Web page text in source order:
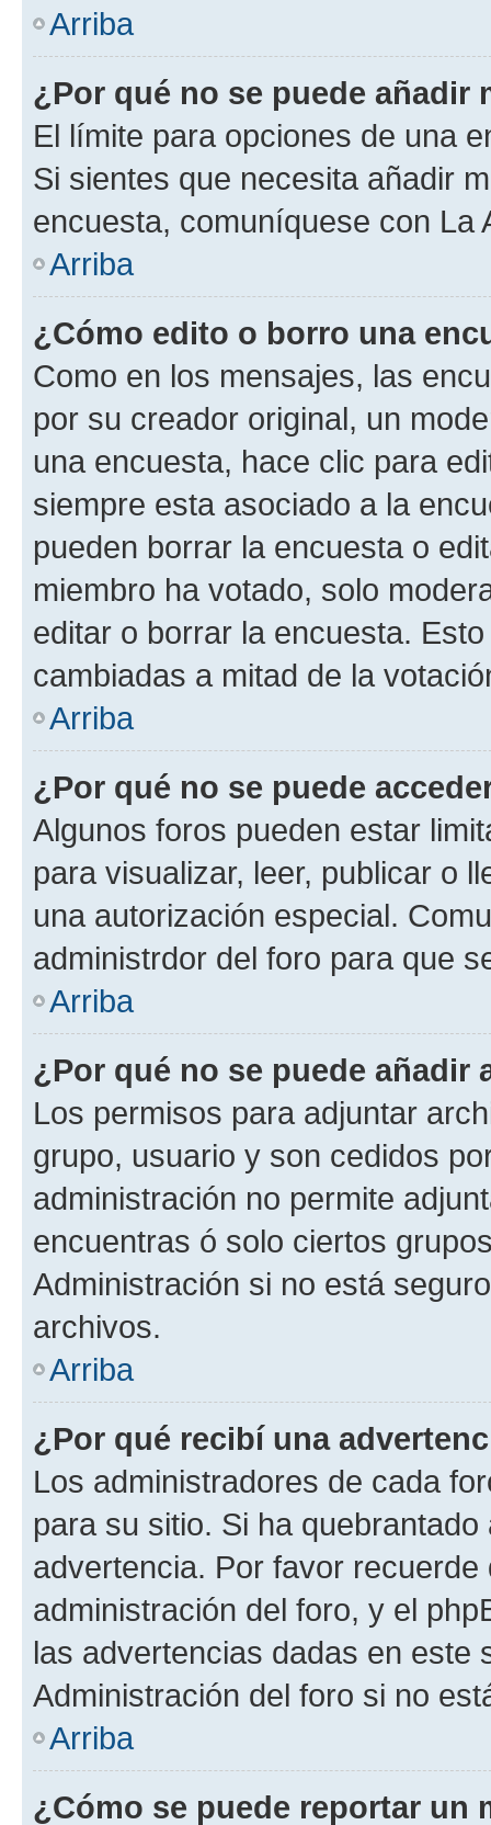
Arriba
¿Por qué no se puede añadir
El límite para opciones de una
Si sientes que necesita añadir
encuesta, comuníquese con La
Arriba
¿Cómo edito o borro una
Como en los mensajes, las
por su creador original, un
una encuesta, hace clic para
siempre esta asociado a la
pueden borrar la encuesta o
miembro ha votado, solo
editar o borrar la encuesta.
cambiadas a mitad de la
Arriba
¿Por qué no se puede
Algunos foros pueden estar
para visualizar, leer, publicar o
una autorización especial.
administrdor del foro para que
Arriba
¿Por qué no se puede añadir
Los permisos para adjuntar
grupo, usuario y son cedidos
administración no permite
encuentras ó solo ciertos
Administración si no está
archivos.
Arriba
¿Por qué recibí una
Los administradores de cada
para su sitio. Si ha
advertencia. Por favor
administración del foro, y el
las advertencias dadas en este
Administración del foro si no
Arriba
¿Cómo se puede reportar un